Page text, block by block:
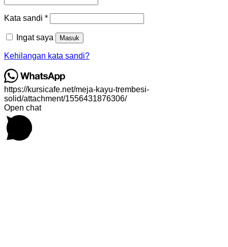
Kata sandi *Wajib
Ingat saya Masuk
Kehilangan kata sandi?
https://kursicafe.net/meja-kayu-trembesi-
solid/attachment/1556431876306/
Open chat